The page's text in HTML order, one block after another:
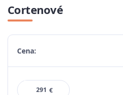
Cortenové
Cena:
€